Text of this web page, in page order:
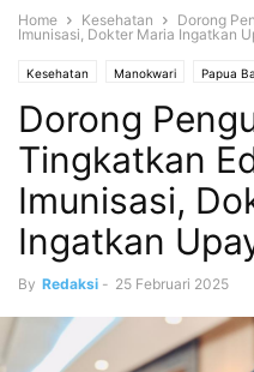
Home Kesehatan
Dorong
Imunisasi, Dokter Maria Ingatkan
Kesehatan Manokwari Papua
Dorong
Tingkatkan
Imunisasi,
Ingatkan
By Redaksi - 25 Februari 2025